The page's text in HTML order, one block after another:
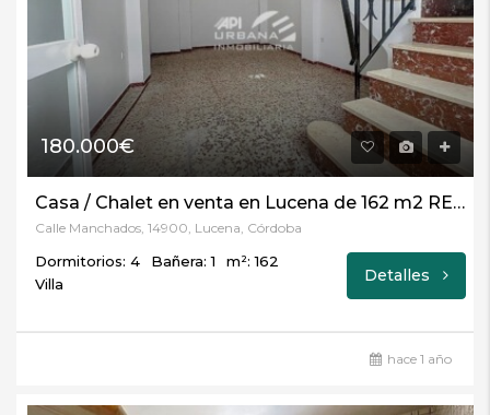
180.000€
Casa / Chalet en venta en Lucena de 162 m2 REF:4959
Calle Manchados, 14900, Lucena, Córdoba
Dormitorios: 4 Bañera: 1
m²: 162
Villa
Detalles
hace 1 año